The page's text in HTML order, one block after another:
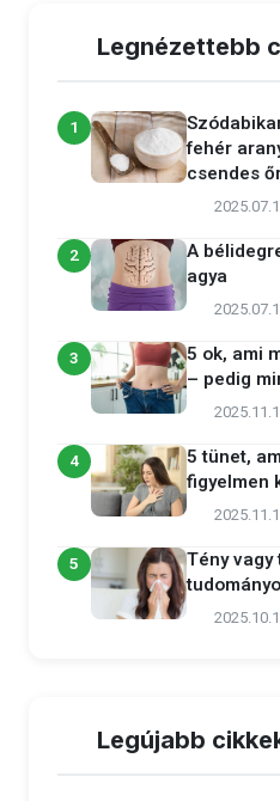
Legnézettebb
1
fehér
csendes
2
A
agya
3
5 ok, ami
– pedig
4
5 tünet,
figyelmen
5
Tény
Legújabb